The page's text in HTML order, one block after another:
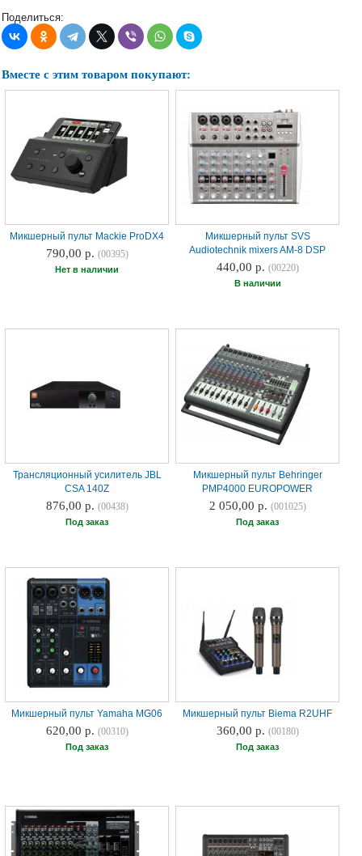
Поделиться:
Вместе с этим товаром покупают:
Микшерный пульт Mackie ProDX4
790,00 р. (00395)
Нет в наличии
Микшерный пульт SVS
Audiotechnik mixers AM-8 DSP
440,00 р. (00220)
В наличии
Трансляционный усилитель JBL
CSA 140Z
876,00 р. (00438)
Под заказ
Микшерный пульт Behringer
PMP4000 EUROPOWER
2 050,00 р. (001025)
Под заказ
Микшерный пульт Yamaha MG06
620,00 р. (00310)
Под заказ
Микшерный пульт Biema R2UHF
360,00 р. (00180)
Под заказ